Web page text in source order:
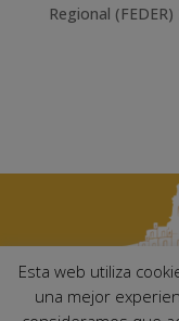
Regional
Esta web utiliza
una mejor